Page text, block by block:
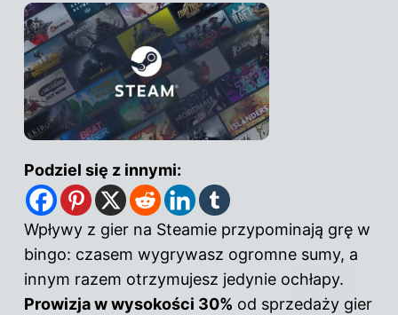
Podziel się z innymi:
Wpływy z gier na Steamie przypominają grę w
bingo: czasem wygrywasz ogromne sumy, a
innym razem otrzymujesz jedynie ochłapy.
Prowizja w wysokości 30% od sprzedaży gier